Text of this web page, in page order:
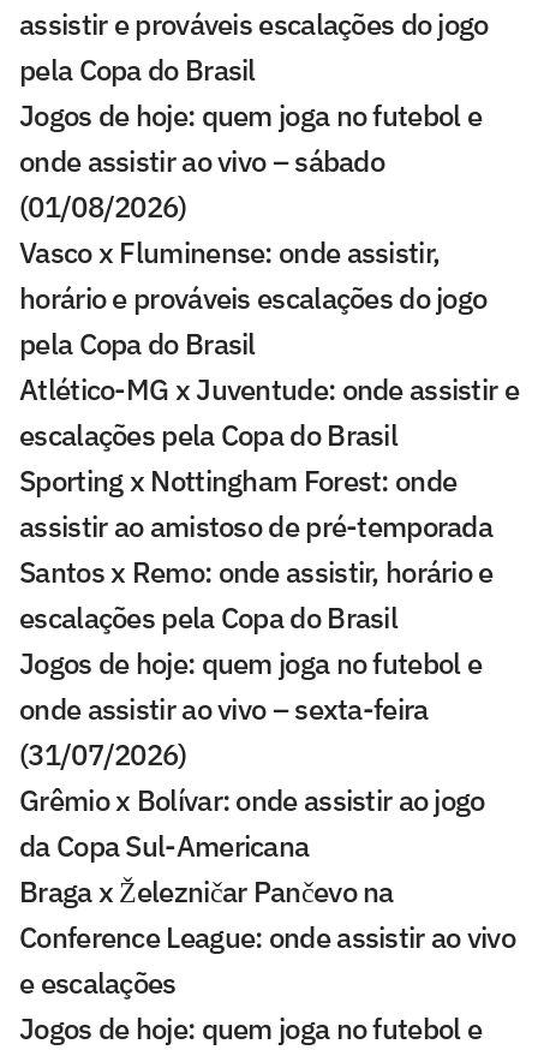
assistir e prováveis escalações do jogo
pela Copa do Brasil
Jogos de hoje: quem joga no futebol e
onde assistir ao vivo – sábado
(01/08/2026)
Vasco x Fluminense: onde assistir,
horário e prováveis escalações do jogo
pela Copa do Brasil
Atlético-MG x Juventude: onde assistir e
escalações pela Copa do Brasil
Sporting x Nottingham Forest: onde
assistir ao amistoso de pré-temporada
Santos x Remo: onde assistir, horário e
escalações pela Copa do Brasil
Jogos de hoje: quem joga no futebol e
onde assistir ao vivo – sexta-feira
(31/07/2026)
Grêmio x Bolívar: onde assistir ao jogo
da Copa Sul-Americana
Braga x Železničar Pančevo na
Conference League: onde assistir ao vivo
e escalações
Jogos de hoje: quem joga no futebol e